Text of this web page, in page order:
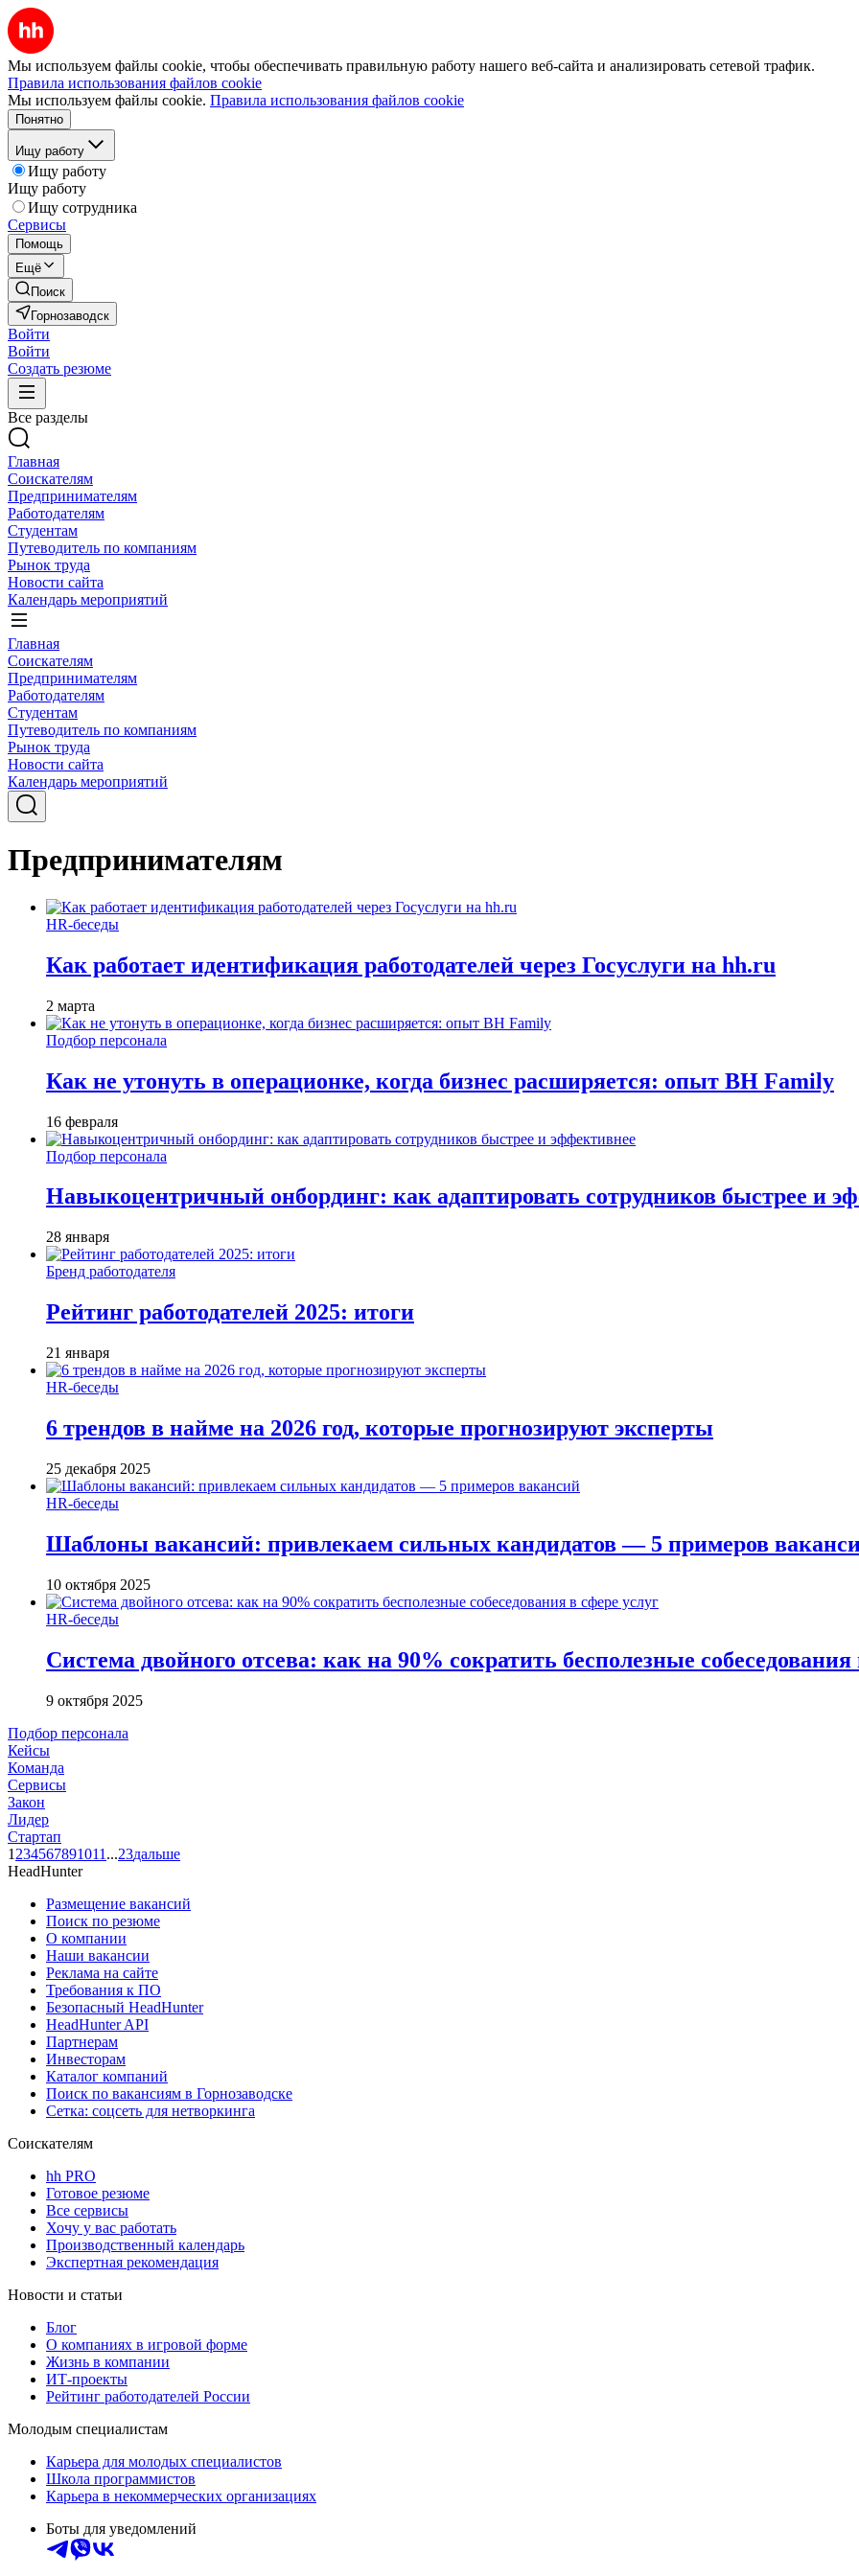
Мы используем файлы cookie, чтобы обеспечивать правильную работу нашего веб-сайта и анализировать сетевой трафик.
Правила использования файлов cookie
Мы используем файлы cookie. Правила использования файлов cookie
Понятно
Ищу работу
Ищу работу
Ищу работу
Ищу сотрудника
Сервисы
Помощь
Ещё
Поиск
Горнозаводск
Войти
Войти
Создать резюме
Все разделы
Главная
Соискателям
Предпринимателям
Работодателям
Студентам
Путеводитель по компаниям
Рынок труда
Новости сайта
Календарь мероприятий
Главная
Соискателям
Предпринимателям
Работодателям
Студентам
Путеводитель по компаниям
Рынок труда
Новости сайта
Календарь мероприятий
Предпринимателям
HR-беседы
Как работает идентификация работодателей через Госуслуги на hh.ru
2 марта
Подбор персонала
Как не утонуть в операционке, когда бизнес расширяется: опыт BH Family
16 февраля
Подбор персонала
Навыкоцентричный онбординг: как адаптировать сотрудников быстрее и
28 января
Бренд работодателя
Рейтинг работодателей 2025: итоги
21 января
HR-беседы
6 трендов в найме на 2026 год, которые прогнозируют эксперты
25 декабря 2025
HR-беседы
Шаблоны вакансий: привлекаем сильных кандидатов — 5 примеров
10 октября 2025
HR-беседы
Система двойного отсева: как на 90% сократить бесполезные собеседования
9 октября 2025
Подбор персонала
Кейсы
Команда
Сервисы
Закон
Лидер
Стартап
1 234567891011 ...23дальше
HeadHunter
Размещение вакансий
Поиск по резюме
О компании
Наши вакансии
Реклама на сайте
Требования к ПО
Безопасный HeadHunter
HeadHunter API
Партнерам
Инвесторам
Каталог компаний
Поиск по вакансиям в Горнозаводске
Сетка: соцсеть для нетворкинга
Соискателям
hh PRO
Готовое резюме
Все сервисы
Хочу у вас работать
Производственный календарь
Экспертная рекомендация
Новости и статьи
Блог
О компаниях в игровой форме
Жизнь в компании
ИТ-проекты
Рейтинг работодателей России
Молодым специалистам
Карьера для молодых специалистов
Школа программистов
Карьера в некоммерческих организациях
Боты для уведомлений